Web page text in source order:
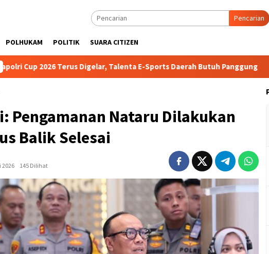
Pencarian
POLHUKAM POLITIK SUARA CITIZEN
Terus Digelar, Talenta E-Sports Daerah Butuh Panggung
Pengamanan Nataru Dilakukan
Balik Selesai
145 Dilihat